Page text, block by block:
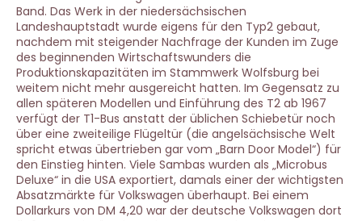
Band. Das Werk in der niedersächsischen
Landeshauptstadt wurde eigens für den Typ2 gebaut,
nachdem mit steigender Nachfrage der Kunden im Zuge
des beginnenden Wirtschaftswunders die
Produktionskapazitäten im Stammwerk Wolfsburg bei
weitem nicht mehr ausgereicht hatten. Im Gegensatz zu
allen späteren Modellen und Einführung des T2 ab 1967
verfügt der T1-Bus anstatt der üblichen Schiebetür noch
über eine zweiteilige Flügeltür (die angelsächsische Welt
spricht etwas übertrieben gar vom „Barn Door Model“) für
den Einstieg hinten. Viele Sambas wurden als „Microbus
Deluxe“ in die USA exportiert, damals einer der wichtigsten
Absatzmärkte für Volkswagen überhaupt. Bei einem
Dollarkurs von DM 4,20 war der deutsche Volkswagen dort